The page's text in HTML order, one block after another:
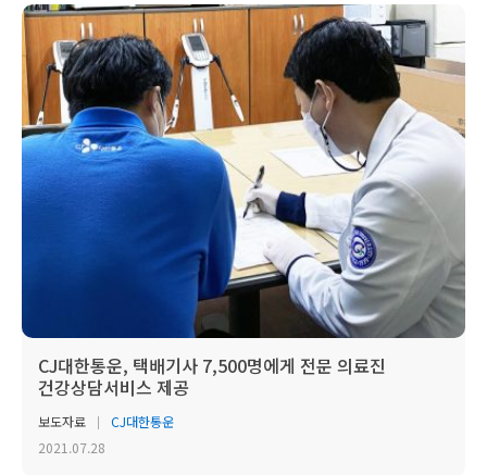
CJ대한통운, 택배기사 7,500명에게 전문 의료진
건강상담서비스 제공
보도자료
CJ대한통운
2021.07.28